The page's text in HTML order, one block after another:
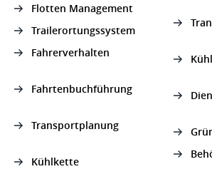
Flotten Management
Trailerortungssystem
Fahrerverhalten
Fahrtenbuchführung
Transportplanung
Kühlkette